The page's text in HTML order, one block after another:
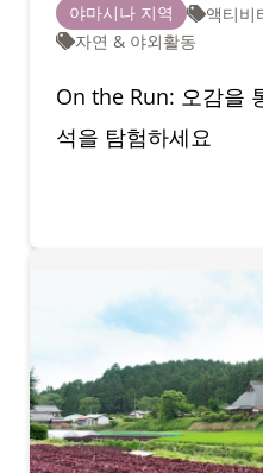
야마시나 지역 액티비
자연 & 야외활동
On the Run: 오감을
석을 탐험하세요